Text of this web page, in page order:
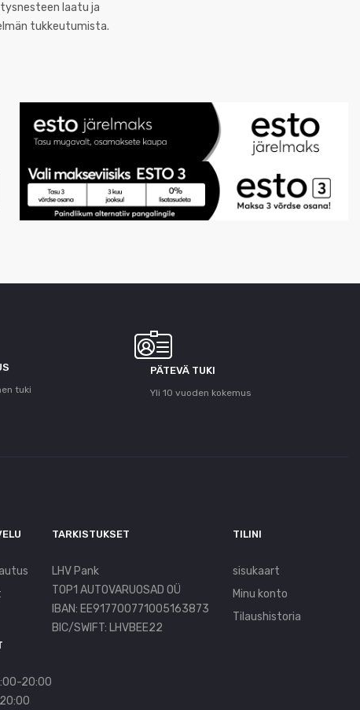
laatu ja
tukkeutumista.
tuki
PÄTEVÄ TUKI
Yli 10 vuoden kokemus
TARKISTUKSET
LHV Pank
TOP1 AUTOVARUOSAD OÜ
IBAN: EE917700771005163873
BIC/SWIFT: LHVBEE22
TILINI
sisukaart
Minu konto
Tilaushistoria
20:00